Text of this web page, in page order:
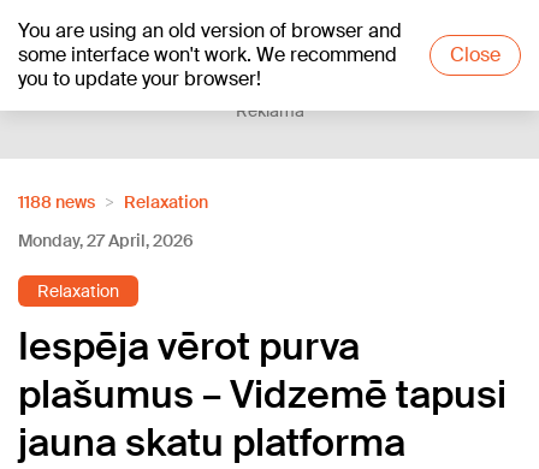
You are using an old version of browser and
some interface won't work. We recommend
you to update your browser!
Close
+24°C
Reklāma
1188 news
Relaxation
Monday, 27 April, 2026
Relaxation
Iespēja vērot purva
plašumus – Vidzemē tapusi
jauna skatu platforma